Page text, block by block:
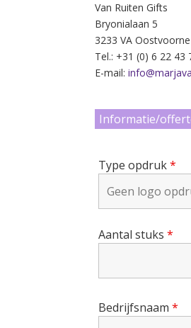
Van Ruiten Gifts
Bryonialaan 5
3233 VA Oostvoorne
Tel.: +31 (0) 6 22 43
E-mail:
Informatie/
Type opdruk*
Aantal stuks*
Bedrijfsnaam*